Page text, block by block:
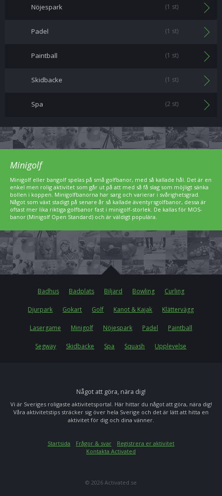
Nöjespark (1 st)
Padel (1 st)
Paintball (1 st)
Skidbacke (1 st)
Spa (2 st)
Minigolf
Minigolf eller bangolf spelas på små golfbanor, med så kallade hål. Det är en
enkel men rolig aktivitet som går ut på att med så få slag som möjligt sänka
bollen i koppen. Minigolfbanorna har sarg och varierar i svårighetsgrad.
Något som växt stadigt på senare år så kallade äventyrsgolfbanor, dessa är
oftast mer lika riktiga golfbanor fast i minigolf-storlek. De kallas för MOS-
banor (Minigolf Open Standard) och är väldigt populära.
Badhus Badplats Biljard Bowling Curling
Djurpark Gokart Golf Kanot & Kajak Klättervägg
Lasergame Minigolf Nöjespark Padel Paintball
Segway Skidbacke Spa Squash Upplevelse
Något att göra, nära dig!
Vi är Sveriges roligaste aktivitetsportal. Här hittar du något att göra, nära dig!
Våra aktivitetstips sträcker sig över hela Sverige och det är lätt att hitta en
aktivitet för dig och dina vänner.
Startsida Frågor & svar
Registrera er aktivitet
Kontakta Activated
© 2026 Activated.se